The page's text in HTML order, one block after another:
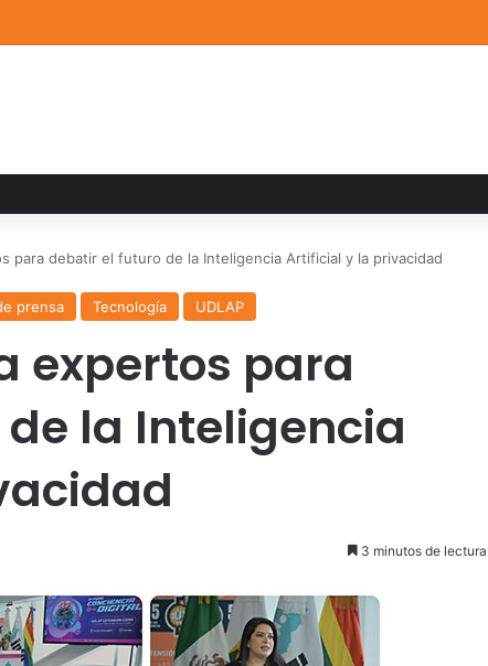
familiar marca el cierre del Curso de Verano de Escuelas Aztecas
para debatir el futuro de la Inteligencia Artificial y la privacidad
prensa Tecnología UDLAP
expertos para
la Inteligencia
3 minutos de lectura